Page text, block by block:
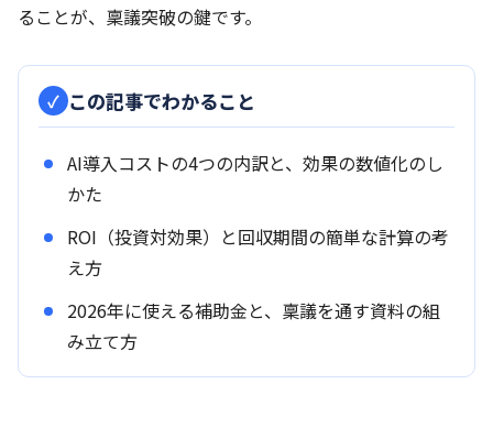
ることが、稟議突破の鍵です。
この記事でわかること
AI導入コストの4つの内訳と、効果の数値化のし
かた
ROI（投資対効果）と回収期間の簡単な計算の考
え方
2026年に使える補助金と、稟議を通す資料の組
み立て方